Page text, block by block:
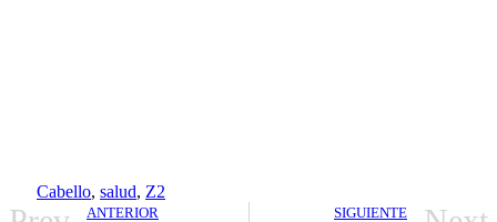
Cabello, salud, Z2
ANTERIOR SIGUIENTE